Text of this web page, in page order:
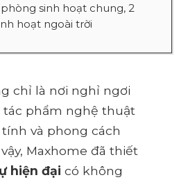
sinh hoạt chung, 2
hoạt ngoài trời
chỉ là nơi nghỉ ngơi
tác phẩm nghệ thuật
và phong cách
Maxhome đã thiết
hiện đại có không